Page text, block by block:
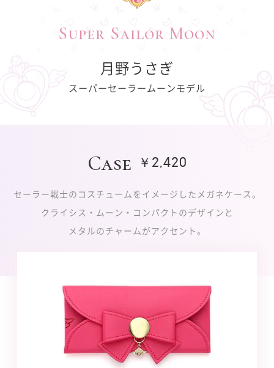
Super Sailor Moon
月野うさぎ
スーパーセーラームーンモデル
Case ￥2,420
セーラー戦士のコスチュームをイメージしたメガネケース。
クライシス・ムーン・コンパクトのデザインと
メタルのチャームがアクセント。